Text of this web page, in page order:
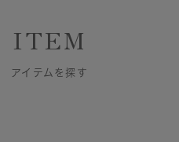
ITEM
アイテムを探す